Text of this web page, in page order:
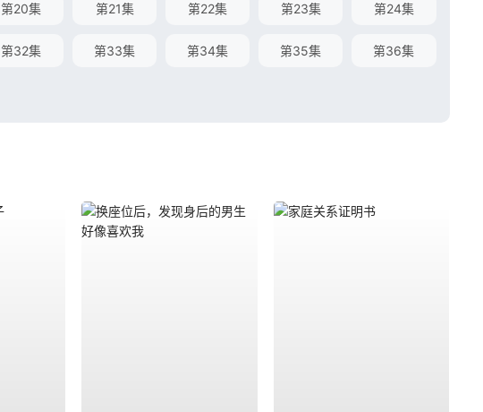
第20集 第21集 第22集 第23集 第24集
第32集 第33集 第34集 第35集 第36集